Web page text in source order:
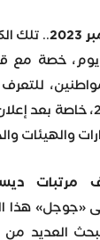
.. تلك
خصة مع
مرتبات شهر ديسمبر 2023،
والهيئات
ديسمبر
«جوجل» هذا
يبحث العديد